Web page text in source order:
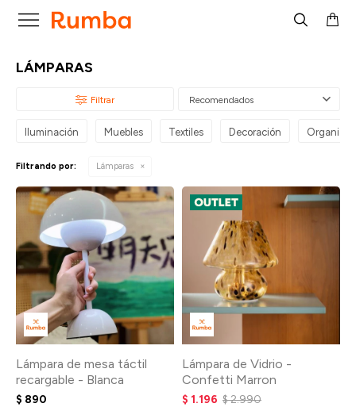

LÁMPARAS
Recomendados
Iluminación Muebles Textiles Decoración
Filtrando por: Lámparas
Lámpara de mesa táctil
recargable - Blanca
$ 890
Lámpara de Vidrio -
Confetti Marron
$ 1.196 $2.990